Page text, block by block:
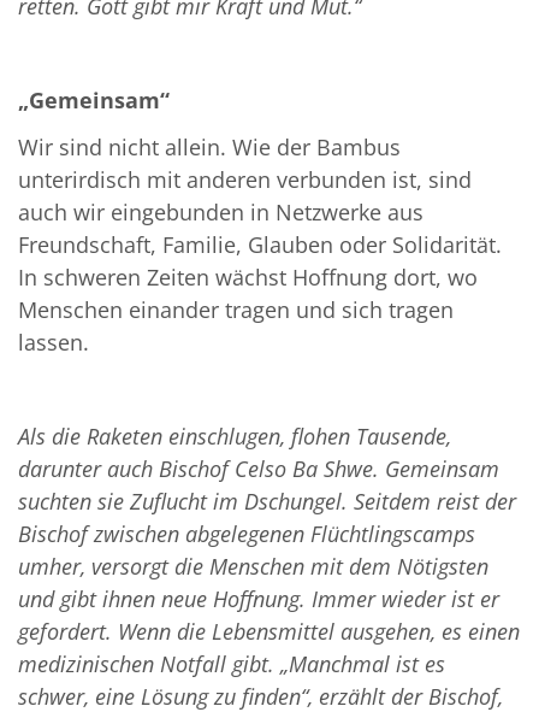
retten. Gott gibt mir Kraft und Mut.“
„Gemeinsam“
Wir sind nicht allein. Wie der Bambus
unterirdisch mit anderen verbunden ist, sind
auch wir eingebunden in Netzwerke aus
Freundschaft, Familie, Glauben oder Solidarität.
In schweren Zeiten wächst Hoffnung dort, wo
Menschen einander tragen und sich tragen
lassen.
Als die Raketen einschlugen, flohen Tausende,
darunter auch Bischof Celso Ba Shwe. Gemeinsam
suchten sie Zuflucht im Dschungel. Seitdem reist der
Bischof zwischen abgelegenen Flüchtlingscamps
umher, versorgt die Menschen mit dem Nötigsten
und gibt ihnen neue Hoffnung. Immer wieder ist er
gefordert. Wenn die Lebensmittel ausgehen, es einen
medizinischen Notfall gibt. „Manchmal ist es
schwer, eine Lösung zu finden“, erzählt der Bischof,